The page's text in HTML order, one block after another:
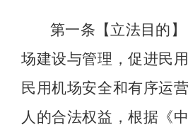
第一条【立法目的】
场建设与管理，促进民
民用机场安全和有序运
人的合法权益，根据《